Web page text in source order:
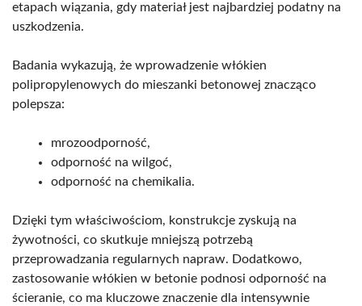
etapach wiązania, gdy materiał jest najbardziej podatny na
uszkodzenia.
Badania wykazują, że wprowadzenie włókien
polipropylenowych do mieszanki betonowej znacząco
polepsza:
mrozoodporność,
odporność na wilgoć,
odporność na chemikalia.
Dzięki tym właściwościom, konstrukcje zyskują na
żywotności, co skutkuje mniejszą potrzebą
przeprowadzania regularnych napraw. Dodatkowo,
zastosowanie włókien w betonie podnosi odporność na
ścieranie, co ma kluczowe znaczenie dla intensywnie